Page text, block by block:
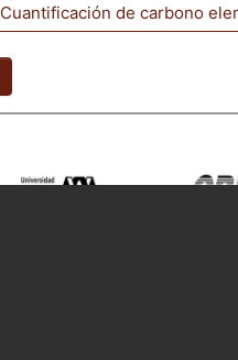
Cuantificación de carbono